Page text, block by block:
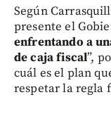
Según
presente el
enfrentando a
de caja fiscal”,
cuál es el plan
respetar la regla